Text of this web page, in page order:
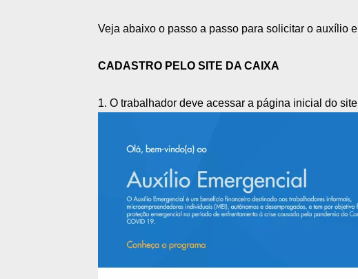
Veja abaixo o passo a passo para solicitar o auxílio
CADASTRO PELO SITE DA CAIXA
1. O trabalhador deve acessar a página inicial do